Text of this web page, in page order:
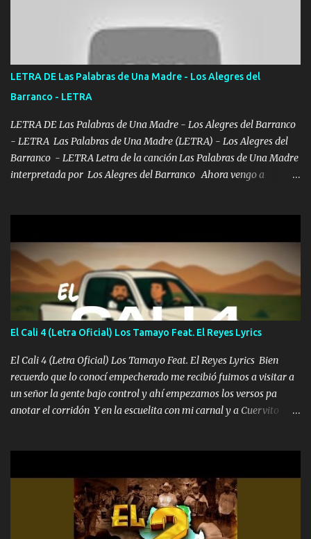
Ya pasé varias hazañas ya tienen rato que me agarran el colmillo
de este León los estatales no sé esperaron Al tiro esta la PrimiZa
también la nueve que cargo al lado doy la mano al que su amigo y
al traicionero damos pa abajo Y No me paran aquí hay pa más
pues hay charola les voy a dar hasta topar pues no hay de otra...
LETRA DE Las Palabras de Una Madre - Los Alegres del
Barranco - LETRA
LETRA DE Las Palabras de Una Madre - Los Alegres del Barranco
- LETRA Las Palabras de Una Madre (LETRA) - Los Alegres del
Barranco - LETRA Letra de la canción Las Palabras de Una Madre
interpretada por Los Alegres del Barranco Ahora vengo a
quiso, él tiempo sigue pasando y nunca te olvidaremos, aquí
seguiré esperando hasta volvernos a vernos El recuerdo que yo
tengo de mi mente no se va, en mi corazón me llevo lo mismo que
tu papá, a veces me pongo triste porque no puedo mirarte, mas se
que tu me escuchas porque tu eres mi gran ángel, El desespero me
llega para reunirme contigo, tu iluminas mi sendero por siempre
serás mi niño, del amor que yo te tengo es co...
El Cali 4 (Letra Oficial) Los Tamayo Feat. El Reyes Lyrics
El Cali 4 (Letra Oficial) Los Tamayo Feat. El Reyes Lyrics Bien
recuerdo que lo conocí empecherado me recibió fuimos a visitar a
un señor la gente bajo control y ahí empezamos los versos pa
anotar el corridón Y en la escuelita con mi carnal y a Cuervito
camisa es color Verde y peleam0s la Bandera por todita a la ciudad
con los drones patrullando la Frontera De Tijuana Bulevares
Bellas Artes me ve en las blancas ya hace falta mi APA FLACO
verde se le extraña pa que sepan Aquí Pura GENTE DE LA RANA 🐸